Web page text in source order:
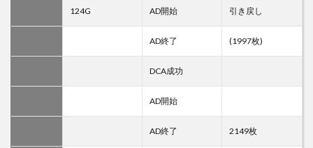
124G AD開始 引き戻し
AD終了 (1997枚)
DCA成功
AD開始
AD終了 2149枚